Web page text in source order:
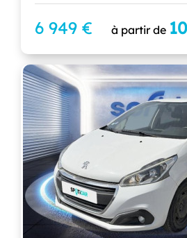
6 949 € à partir de